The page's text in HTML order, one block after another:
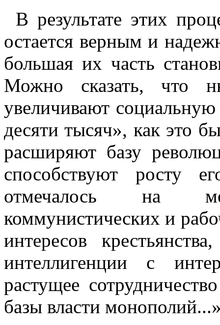
В результате этих
остается верным и
большая их часть
Можно сказать, что
увеличивают
десяти тысяч», как это
расширяют базу
способствуют росту
отмечалось на
коммунистических и
интересов
интеллигенции с
растущее
базы власти